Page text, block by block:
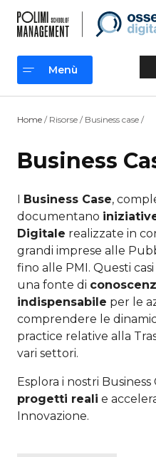
contenuto
Menù
Home / Risorse / Business case /
Business
I Business Case,
documentano
Digitale realizzate in
grandi imprese alle
fino alle PMI. Questi
una fonte di
indispensabile per le
comprendere le
practice relative alla
vari settori.
Esplora i nostri
progetti reali e
Innovazione.